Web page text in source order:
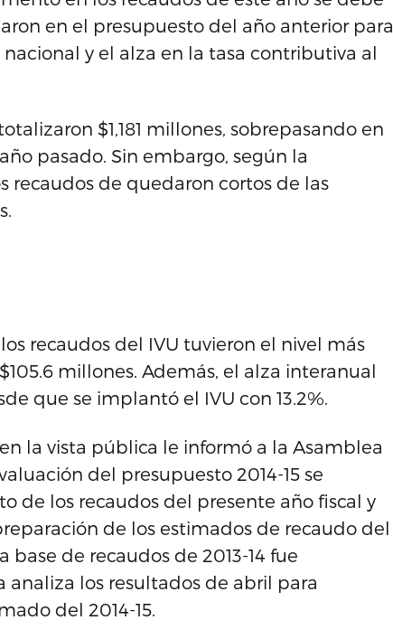
en el presupuesto del año anterior para
y el alza en la tasa contributiva al
$1,181 millones, sobrepasando en
pasado. Sin embargo, según la
recaudos de quedaron cortos de las
recaudos del IVU tuvieron el nivel más
millones. Además, el alza interanual
que se implantó el IVU con 13.2%.
la vista pública le informó a la Asamblea
del presupuesto 2014-15 se
de los recaudos del presente año fiscal y
de los estimados de recaudo del
de recaudos de 2013-14 fue
los resultados de abril para
del 2014-15.